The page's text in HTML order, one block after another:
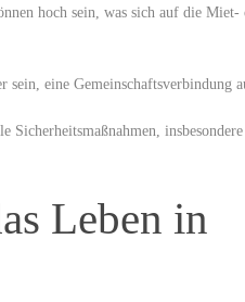
hoch‌ sein, ‍was sich auf⁢ die Miet-
sein, eine Gemeinschaftsverbindung
‍Sicherheitsmaßnahmen,
Leben in